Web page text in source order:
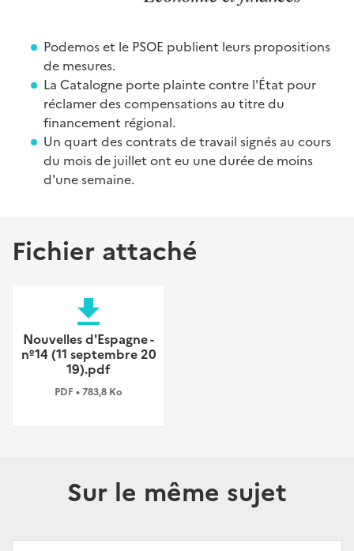
Podemos et le PSOE publient leurs propositions
de mesures.
La Catalogne porte plainte contre l'État pour
réclamer des compensations au titre du
financement régional.
Un quart des contrats de travail signés au cours
du mois de juillet ont eu une durée de moins
d'une semaine.
Fichier attaché
file_download
Nouvelles d'Espagne -
nº14 (11 septembre 20
19).pdf
PDF • 783,8 Ko
Sur le même sujet